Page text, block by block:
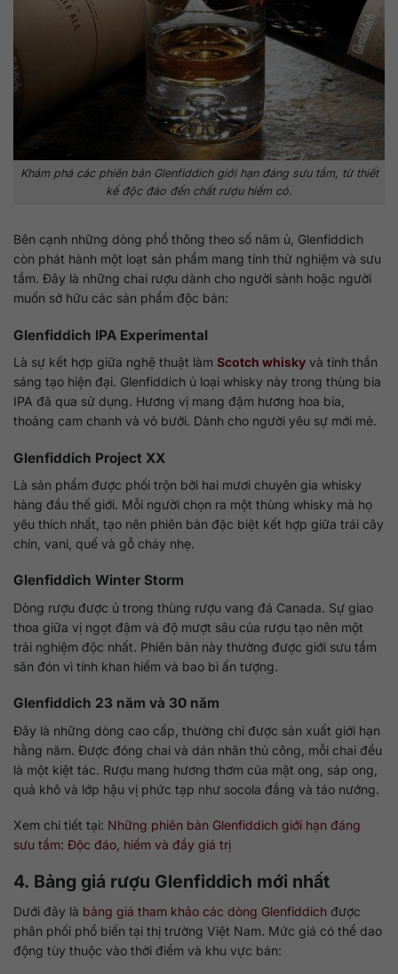
Khám phá các phiên bản Glenfiddich giới hạn đáng sưu tầm, từ thiết
kế độc đáo đến chất rượu hiếm có.
Bên cạnh những dòng phổ thông theo số năm ủ, Glenfiddich
còn phát hành một loạt sản phẩm mang tính thử nghiệm và sưu
tầm. Đây là những chai rượu dành cho người sành hoặc người
muốn sở hữu các sản phẩm độc bản:
Glenfiddich IPA Experimental
Là sự kết hợp giữa nghệ thuật làm Scotch whisky và tinh thần
sáng tạo hiện đại. Glenfiddich ủ loại whisky này trong thùng bia
IPA đã qua sử dụng. Hương vị mang đậm hương hoa bia,
thoảng cam chanh và vỏ bưởi. Dành cho người yêu sự mới mẻ.
Glenfiddich Project XX
Là sản phẩm được phối trộn bởi hai mươi chuyên gia whisky
hàng đầu thế giới. Mỗi người chọn ra một thùng whisky mà họ
yêu thích nhất, tạo nên phiên bản đặc biệt kết hợp giữa trái cây
chín, vani, quế và gỗ cháy nhẹ.
Glenfiddich Winter Storm
Dòng rượu được ủ trong thùng rượu vang đá Canada. Sự giao
thoa giữa vị ngọt đậm và độ mượt sâu của rượu tạo nên một
trải nghiệm độc nhất. Phiên bản này thường được giới sưu tầm
săn đón vì tính khan hiếm và bao bì ấn tượng.
Glenfiddich 23 năm và 30 năm
Đây là những dòng cao cấp, thường chỉ được sản xuất giới hạn
hằng năm. Được đóng chai và dán nhãn thủ công, mỗi chai đều
là một kiệt tác. Rượu mang hương thơm của mật ong, sáp ong,
quả khô và lớp hậu vị phức tạp như socola đắng và táo nướng.
Xem chi tiết tại: Những phiên bản Glenfiddich giới hạn đáng
sưu tầm: Độc đáo, hiếm và đầy giá trị
4. Bảng giá rượu Glenfiddich mới nhất
Dưới đây là bảng giá tham khảo các dòng Glenfiddich được
phân phối phổ biến tại thị trường Việt Nam. Mức giá có thể dao
động tùy thuộc vào thời điểm và khu vực bán: